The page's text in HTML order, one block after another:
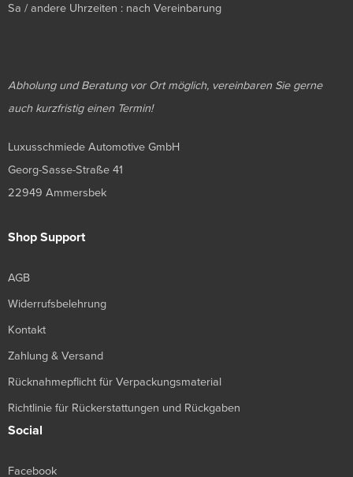
Sa / andere Uhrzeiten : nach Vereinbarung
Abholung und Beratung vor Ort möglich, vereinbaren Sie gerne
auch kurzfristig einen Termin!
Luxusschmiede Automotive GmbH
Georg-Sasse-Straße 41
22949 Ammersbek
Shop Support
AGB
Widerrufsbelehrung
Kontakt
Zahlung & Versand
Rücknahmepflicht für Verpackungsmaterial
Richtlinie für Rückerstattungen und Rückgaben
Social
Facebook